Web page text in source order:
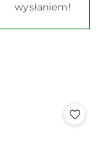
wysłaniem!